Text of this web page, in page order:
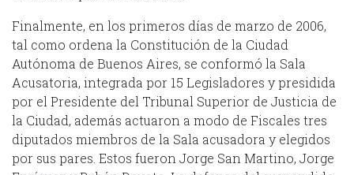
Finalmente, en los primeros días de marzo de 2006,
tal como ordena la Constitución de la Ciudad
Autónoma de Buenos Aires, se conformó la Sala
Acusatoria, integrada por 15 Legisladores y presidida
por el Presidente del Tribunal Superior de Justicia de
la Ciudad, además actuaron a modo de Fiscales tres
diputados miembros de la Sala acusadora y elegidos
por sus pares. Estos fueron Jorge San Martino, Jorge